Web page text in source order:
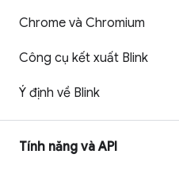
Chrome và Chromium
Công cụ kết xuất Blink
Ý định về Blink
Tính năng và API